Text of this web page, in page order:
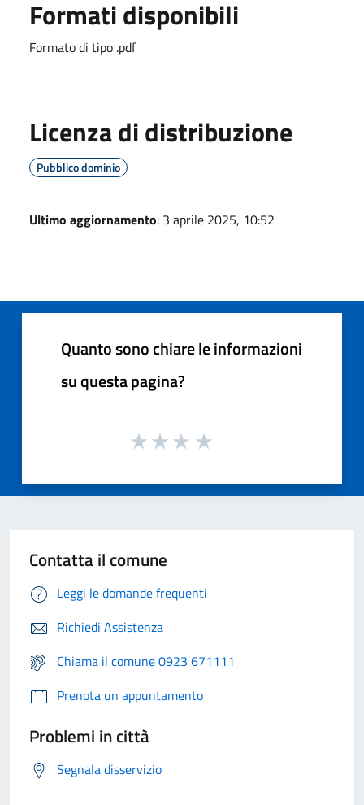
Formati disponibili
Formato di tipo .pdf
Licenza di distribuzione
Pubblico dominio
Ultimo aggiornamento: 3 aprile 2025, 10:52
Quanto sono chiare le informazioni
su questa pagina?
Contatta il comune
Leggi le domande frequenti
Richiedi Assistenza
Chiama il comune 0923 671111
Prenota un appuntamento
Problemi in città
Segnala disservizio